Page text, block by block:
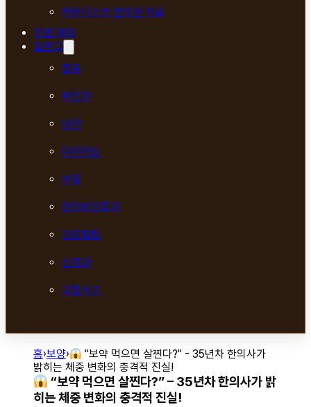
허리디스크 한의원 치료
진료 예약
블로그
통증
부인과
내과
다이어트
보양
안이비인후과
건강칼럼
신경과
교통사고
홈›보양›
"보약 먹으면 살찐다?" - 35년차 한의사가
밝히는 체중 변화의 충격적 진실!
“보약 먹으면 살찐다?” – 35년차 한의사가 밝
히는 체중 변화의 충격적 진실!